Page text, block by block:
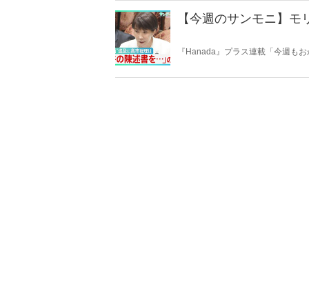
【今週のサンモニ】
『Hanada』プラス連載「今週も